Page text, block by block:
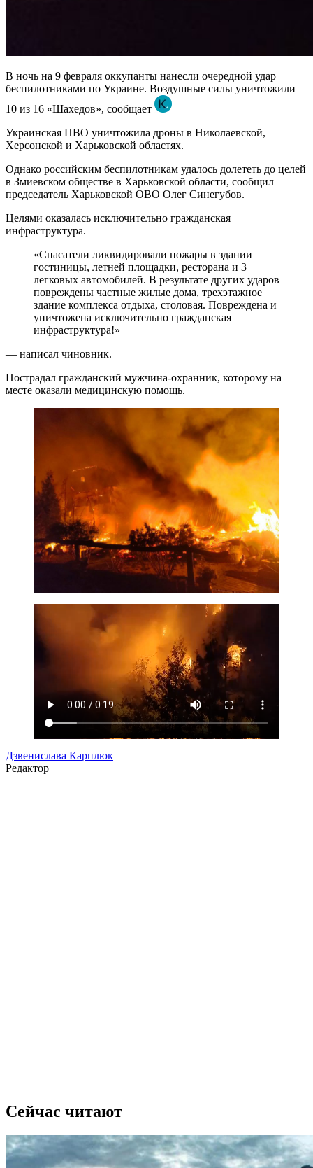
В ночь на 9 февраля оккупанты нанесли очередной удар
беспилотниками по Украине. Воздушные силы уничтожили
10 из 16 «Шахедов», сообщает
Украинская ПВО уничтожила дроны в Николаевской,
Херсонской и Харьковской областях.
Однако российским беспилотникам удалось долететь до целей
в Змиевском обществе в Харьковской области, сообщил
председатель Харьковской ОВО Олег Синегубов.
Целями оказалась исключительно гражданская
инфраструктура.
«Спасатели ликвидировали пожары в здании
гостиницы, летней площадки, ресторана и 3
легковых автомобилей. В результате других ударов
повреждены частные жилые дома, трехэтажное
здание комплекса отдыха, столовая. Повреждена и
уничтожена исключительно гражданская
инфраструктура!»
— написал чиновник.
Пострадал гражданский мужчина-охранник, которому на
месте оказали медицинскую помощь.
Дзвенислава Карплюк
Редактор
Сейчас читают